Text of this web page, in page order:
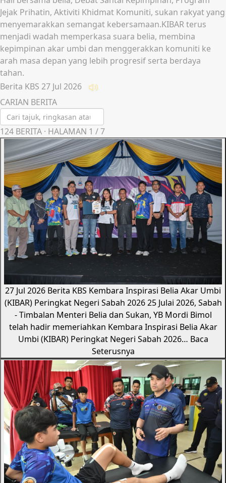
Jejak Prihatin, Aktiviti Khidmat Komuniti, sukan rakyat yang
menyemarakkan semangat kebersamaan.KIBAR terus
menjadi wadah memperkasa suara belia, membina
kepimpinan akar umbi dan menggerakkan komuniti ke
arah masa depan yang lebih progresif serta berdaya
tahan.
Berita KBS 27 Jul 2026
Dengar
CARIAN BERITA
124 BERITA · HALAMAN 1 /7
27 Jul 2026 Berita KBS Kembara Inspirasi Belia Akar Umbi
(KIBAR) Peringkat Negeri Sabah 2026 25 Julai 2026, Sabah
- Timbalan Menteri Belia dan Sukan, YB Mordi Bimol
telah hadir memeriahkan Kembara Inspirasi Belia Akar
Umbi (KIBAR) Peringkat Negeri Sabah 2026… Baca
Seterusnya